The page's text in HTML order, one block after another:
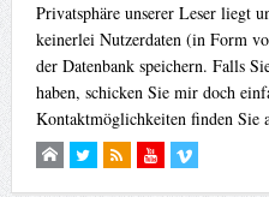
Privatsphäre unserer Leser liegt
keinerlei Nutzerdaten (in Form
der Datenbank speichern. Falls
haben, schicken Sie mir doch
Kontaktmöglichkeiten finden Sie